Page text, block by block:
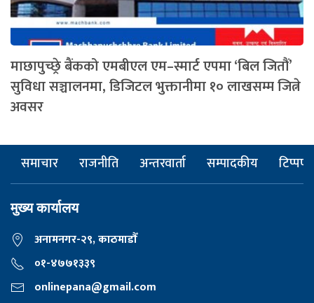
माछापुच्छ्रे बैंकको एमबीएल एम–स्मार्ट एपमा ‘बिल जितौं’
सुविधा सञ्चालनमा, डिजिटल भुक्तानीमा १० लाखसम्म जित्ने
अवसर
समाचार राजनीति अन्तरवार्ता सम्पादकीय टिप्पणी
मुख्य कार्यालय
अनामनगर-२९, काठमाडाैँ
०१-४७७१३३९
onlinepana@gmail.com